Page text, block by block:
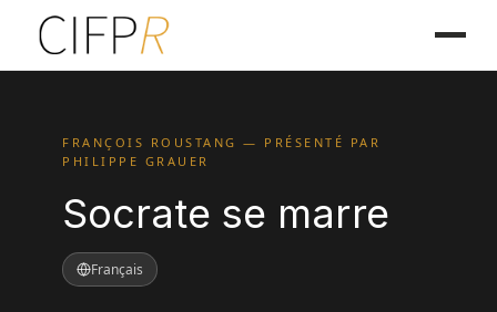
FRANÇOIS ROUSTANG — PRÉSENTÉ PAR
PHILIPPE GRAUER
Socrate se marre
Français